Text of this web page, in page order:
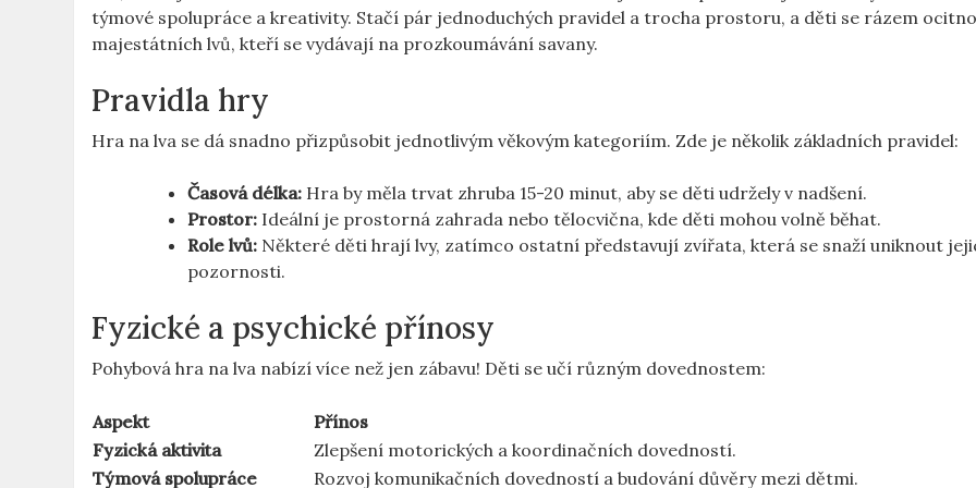
týmové spolupráce a kreativity. Stačí pár‌ jednoduchých pravidel a trocha⁤ prostoru, a děti se rázem
majestátních lvů, kteří se vydávají na prozkoumávání savany.
Pravidla hry
Hra na lva se ‍dá snadno přizpůsobit⁢ jednotlivým věkovým kategoriím. Zde je několik základních pravidel:
Časová délka: Hra by měla trvat zhruba 15-20 minut, aby ⁤se děti ‌udržely v ‍nadšení.
Prostor: Ideální je prostorná zahrada nebo⁢ tělocvična, kde děti mohou volně běhat.
Role lvů: Některé ⁣děti hrají lvy, zatímco ​ostatní představují zvířata, která se snaží uniknout
pozornosti.
Fyzické a psychické přínosy
Pohybová⁤ hra na lva nabízí více než jen zábavu! Děti se učí různým dovednostem:
Aspekt
Přínos
Fyzická ⁣aktivita
Zlepšení motorických a koordinačních dovedností.
Týmová spolupráce
Rozvoj komunikačních dovedností a budování ‍důvěry mezi dětmi.